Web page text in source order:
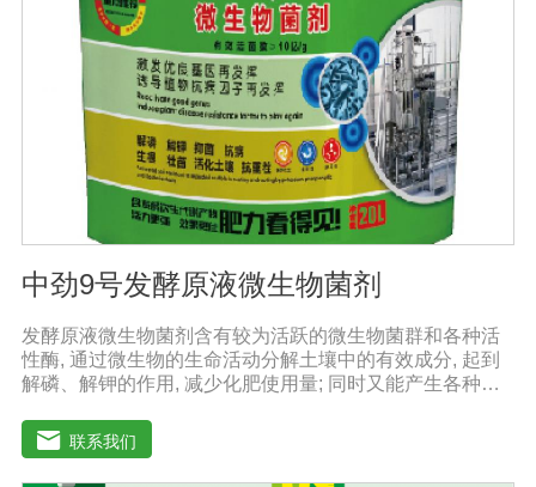
于农作物的增产【用法用量】拌种：在干种(含包衣种子)或
催芽种子上撒上少许水，均匀湿润种子后，将本品撒在种
子上拌匀，晾千后播种。用量：粮食类用20g本品拌2斤，
稻种或4斤，玉米种、大豆种或15斤小麦种，花生种用20g
本品拌20-40斤种子，瓜菜类用20g本品拌3公斤种子。可
有效提高种子出芽率，减少苗期病害的发生。
中劲9号发酵原液微生物菌剂
发酵原液微生物菌剂含有较为活跃的微生物菌群和各种活
性酶, 通过微生物的生命活动分解土壤中的有效成分, 起到
解磷、解钾的作用, 减少化肥使用量; 同时又能产生各种农
刺激调节植物生长; 并且能产生抗生素、系统防卫酶等多种
物质, 可以抑制细菌或真菌性病害或诱导系统抗性, 间接达
到促进植物生长的作用。【产品功能】1、改善土填养分疏
联系我们